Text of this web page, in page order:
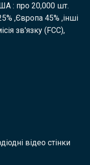
: про 20,000 шт.
,Європа 45% ,інші
зв'язку (FCC),
відео стінки